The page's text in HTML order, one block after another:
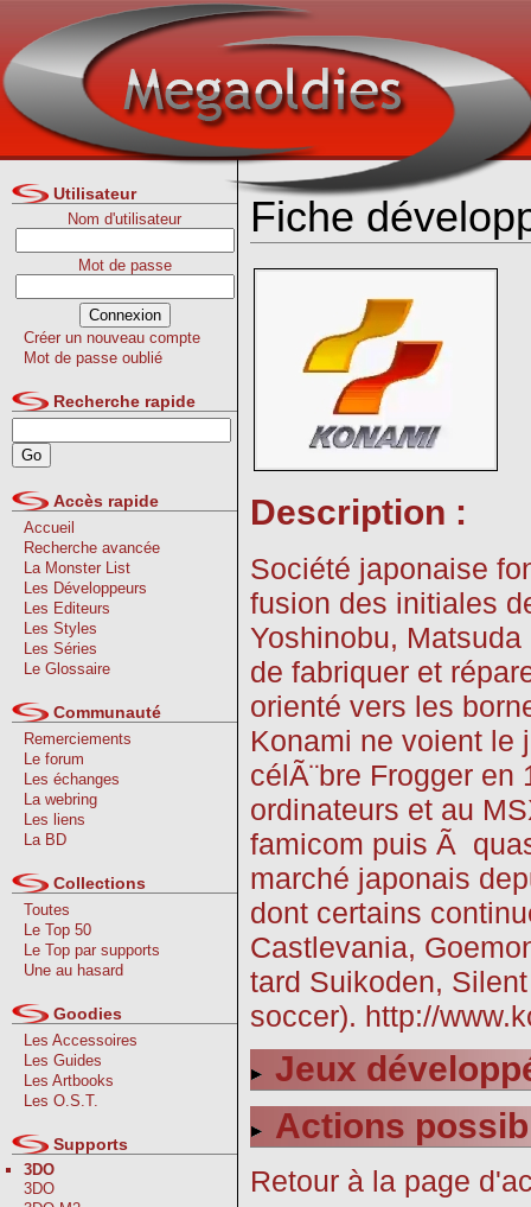
Utilisateur
Nom d'utilisateur
Mot de passe
Créer un nouveau compte
Mot de passe oublié
Recherche rapide
Accès rapide
Accueil
Recherche avancée
La Monster List
Les Développeurs
Les Editeurs
Les Styles
Les Séries
Le Glossaire
Communauté
Remerciements
Le forum
Les échanges
La webring
Les liens
La BD
Collections
Toutes
Le Top 50
Le Top par supports
Une au hasard
Goodies
Les Accessoires
Les Guides
Les Artbooks
Les O.S.T.
Supports
3DO
3DO
Fiche
Description :
Société japonaise
fusion des initiales
Yoshinobu,
de fabriquer et
orienté vers les
Konami ne voient le
célÃ¨bre Frogger
ordinateurs et au
famicom puis Ã
marché japonais
dont certains
Castlevania,
tard Suikoden,
soccer). http://
Jeux
Actions
Retour à la page